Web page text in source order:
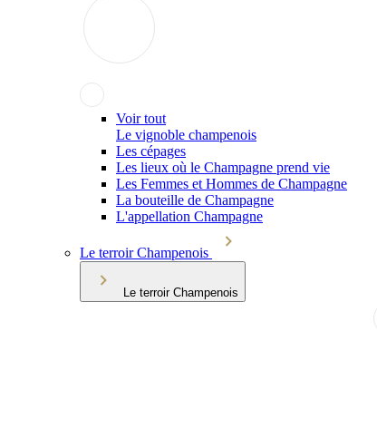
Voir tout
Le vignoble champenois
Les cépages
Les lieux où le Champagne prend vie
Les Femmes et Hommes de Champagne
La bouteille de Champagne
L'appellation Champagne
Le terroir Champenois
Le terroir Champenois